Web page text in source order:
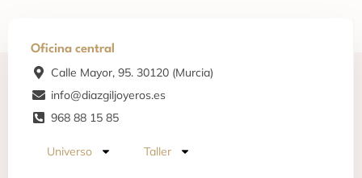
Oficina central
Calle Mayor, 95. 30120 (Murcia)
info@diazgiljoyeros.es
968 88 15 85
Universo Taller